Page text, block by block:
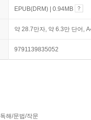
EPUB(DRM) | 0.94MB
약 28.7만자, 약 6.3만 단어,
9791139835052
독해/문법/작문